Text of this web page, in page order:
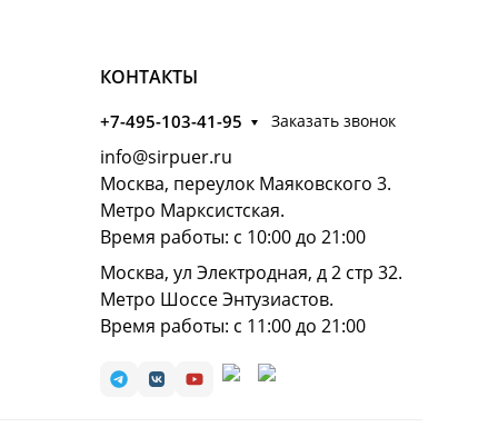
КОНТАКТЫ
+7-495-103-41-95 Заказать звонок
info@sirpuer.ru
Москва, переулок Маяковского 3.
Метро Марксистская.
Время работы: с 10:00 до 21:00
Москва, ул Электродная, д 2 стр 32.
Метро Шоссе Энтузиастов.
Время работы: с 11:00 до 21:00